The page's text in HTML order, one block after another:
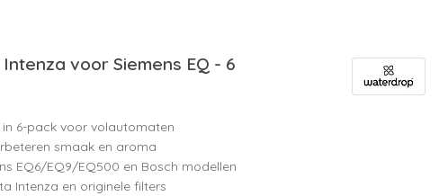
Intenza voor Siemens EQ - 6
6-pack voor volautomaten
smaak en aroma
EQ6/EQ9/EQ500 en Bosch modellen
Intenza en originele filters